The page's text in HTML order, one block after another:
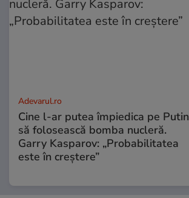
Adevarul.ro
Cine l-ar putea împiedica pe Putin
să folosească bomba nucleră.
Garry Kasparov: „Probabilitatea
este în creștere”